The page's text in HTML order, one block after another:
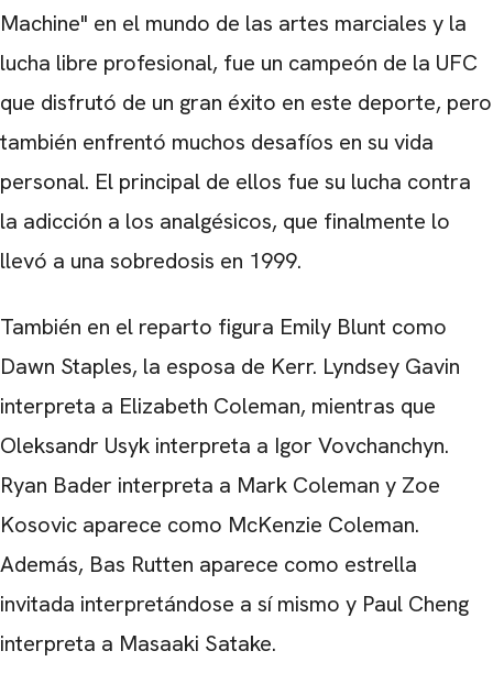
Machine" en el mundo de las artes marciales y la
lucha libre profesional, fue un campeón de la UFC
que disfrutó de un gran éxito en este deporte, pero
también enfrentó muchos desafíos en su vida
personal. El principal de ellos fue su lucha contra
la adicción a los analgésicos, que finalmente lo
llevó a una sobredosis en 1999.
También en el reparto figura Emily Blunt como
Dawn Staples, la esposa de Kerr. Lyndsey Gavin
interpreta a Elizabeth Coleman, mientras que
Oleksandr Usyk interpreta a Igor Vovchanchyn.
Ryan Bader interpreta a Mark Coleman y Zoe
Kosovic aparece como McKenzie Coleman.
Además, Bas Rutten aparece como estrella
invitada interpretándose a sí mismo y Paul Cheng
interpreta a Masaaki Satake.